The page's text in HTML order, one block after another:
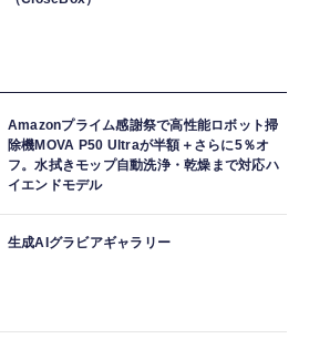
Amazonプライム感謝祭で高性能ロボット掃
除機MOVA P50 Ultraが半額＋さらに5％オ
フ。水拭きモップ自動洗浄・乾燥まで対応ハ
イエンドモデル
生成AIグラビアギャラリー